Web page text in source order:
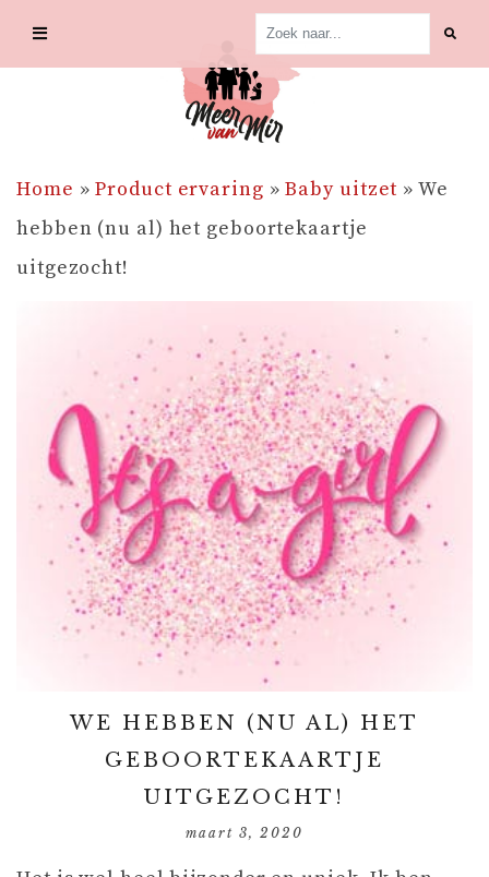
Home »Product ervaring »Baby uitzet »We
hebben (nu al) het geboortekaartje
uitgezocht!
WE HEBBEN (NU AL) HET
GEBOORTEKAARTJE
UITGEZOCHT!
maart 3, 2020